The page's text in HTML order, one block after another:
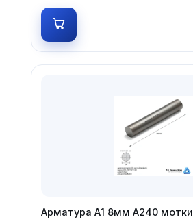
Арматура А1 8мм А240 мотки